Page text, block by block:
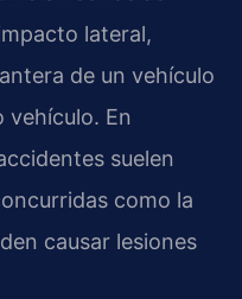
lateral,
de un vehículo
En
suelen
como la
causar lesiones